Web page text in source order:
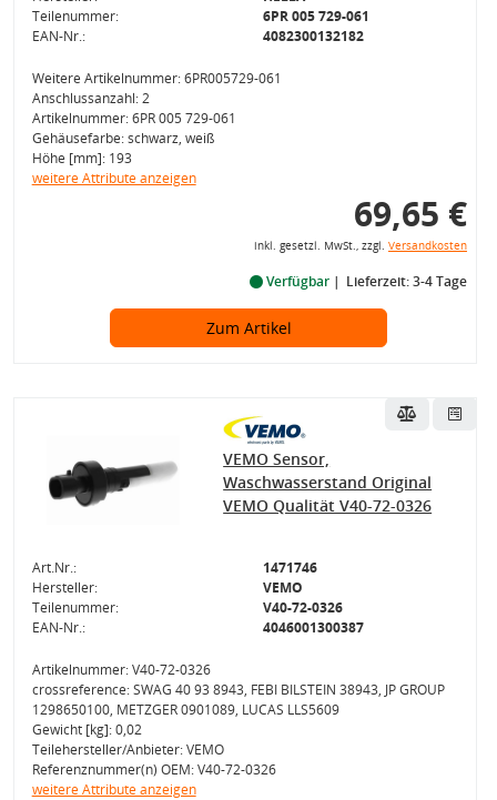
Teilenummer:
6PR 005 729-061
EAN-Nr.:
4082300132182
Weitere Artikelnummer: 6PR005729-061
Anschlussanzahl: 2
Artikelnummer: 6PR 005 729-061
Gehäusefarbe: schwarz, weiß
Höhe [mm]: 193
weitere Attribute anzeigen
69,65 €
inkl. gesetzl. MwSt., zzgl. Versandkosten
Verfügbar Lieferzeit: 3-4 Tage
Zum Artikel
VEMO Sensor,
Waschwasserstand Original
VEMO Qualität V40-72-0326
Art.Nr.:
1471746
Hersteller:
VEMO
Teilenummer:
V40-72-0326
EAN-Nr.:
4046001300387
Artikelnummer: V40-72-0326
crossreference: SWAG 40 93 8943, FEBI BILSTEIN 38943, JP GROUP
1298650100, METZGER 0901089, LUCAS LLS5609
Gewicht [kg]: 0,02
Teilehersteller/Anbieter: VEMO
Referenznummer(n) OEM: V40-72-0326
weitere Attribute anzeigen